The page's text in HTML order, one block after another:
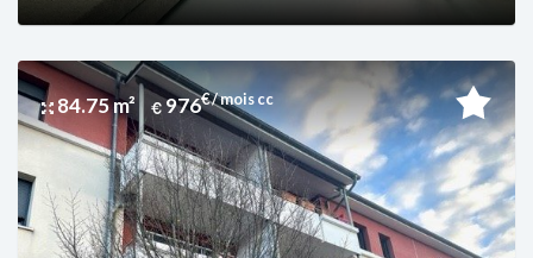
84.75 m² 976€ / mois cc